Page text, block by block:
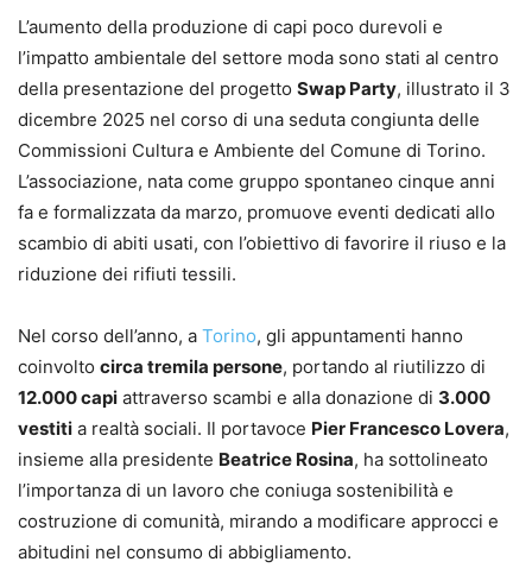
L’aumento della produzione di capi poco durevoli e
l’impatto ambientale del settore moda sono stati al centro
della presentazione del progetto Swap Party, illustrato il 3
dicembre 2025 nel corso di una seduta congiunta delle
Commissioni Cultura e Ambiente del Comune di Torino.
L’associazione, nata come gruppo spontaneo cinque anni
fa e formalizzata da marzo, promuove eventi dedicati allo
scambio di abiti usati, con l’obiettivo di favorire il riuso e la
riduzione dei rifiuti tessili.
Nel corso dell’anno, a Torino, gli appuntamenti hanno
coinvolto circa tremila persone, portando al riutilizzo di
12.000 capi attraverso scambi e alla donazione di 3.000
vestiti a realtà sociali. Il portavoce Pier Francesco Lovera,
insieme alla presidente Beatrice Rosina, ha sottolineato
l’importanza di un lavoro che coniuga sostenibilità e
costruzione di comunità, mirando a modificare approcci e
abitudini nel consumo di abbigliamento.